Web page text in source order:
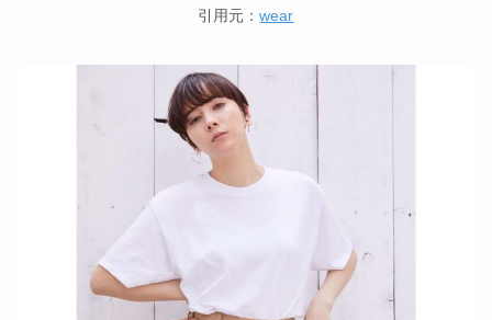
引用元：wear